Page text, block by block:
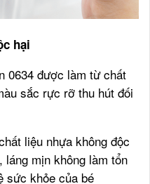
hại
0634 được làm từ chất
sắc rực rỡ thu hút đối
liệu nhựa không độc
mịn không làm tổn
sức khỏe của bé